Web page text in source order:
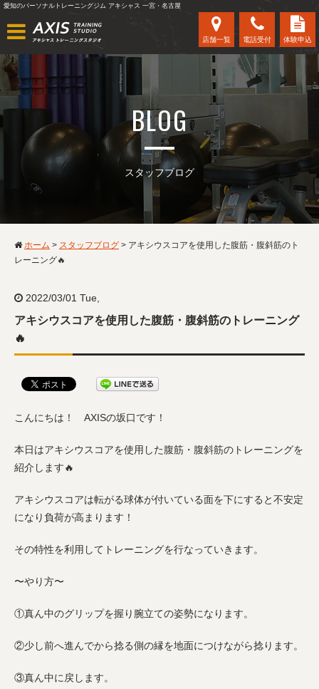
愛知のパーソナルトレーニングジム アキシャス 一宮・名古屋
店舗一覧 電話受付 体験申込
BLOG
スタッフブログ
ホーム > スタッフブログ > アキシウスコアを使用した腹筋・腹斜筋のト
レーニング🔥
2022/03/01 Tue,
アキシウスコアを使用した腹筋・腹斜筋のトレーニング
🔥
こんにちは！ AXISの坂口です！
本日はアキシウスコアを使用した腹筋・腹斜筋のトレーニングを
紹介します🔥
アキシウスコアは転がる球体が付いている面を下にすると不安定
になり負荷が高まります！
その特性を利用してトレーニングを行なっていきます。
〜やり方〜
①真ん中のグリップを握り腕立ての姿勢になります。
②少し前へ進んでから捻る側の縁を地面につけながら捻ります。
③真ん中に戻します。